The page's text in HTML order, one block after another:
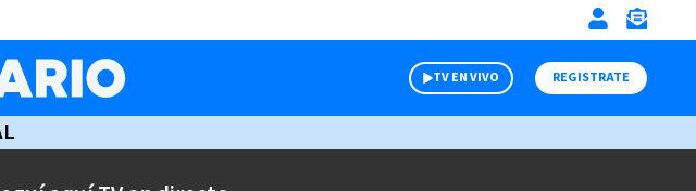
TV EN VIVO REGISTRATE